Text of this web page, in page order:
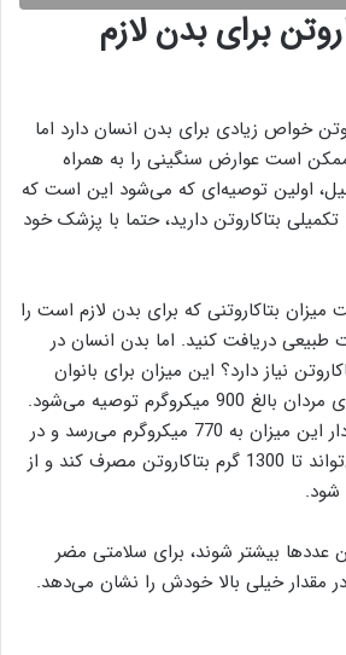
برای بدن لازم
خواص زیادی برای بدن انسان دارد اما
است عوارض سنگینی را به همراه
اولین توصیه‌ای که می‌شود این است که
بتاکاروتن دارید، حتما با پزشک خود
بتاکاروتنی که برای بدن لازم است را
طبیعی دریافت کنید. اما بدن انسان در
نیاز دارد؟ این میزان برای بانوان
بالغ، 700 میکروگرم و برای مردان بالغ 900 میکروگرم توصیه می‌شود.
همچنین برای بانوان باردار این میزان به 770 میکروگرم می‌رسد و در
دوران شیردهی، مادر می‌تواند تا 1300 گرم بتاکاروتن مصرف کند و از
شود.
عددها بیشتر شوند، برای سلامتی مضر
مقدار خیلی بالا خودش را نشان می‌دهد.